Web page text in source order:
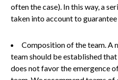
often the case). In this way, a
taken into account to
Composition of the team. A
team should be established
does not favor the emergence